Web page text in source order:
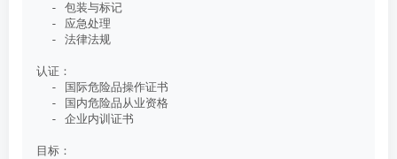
  - 包装与标记
  - 应急处理
  - 法律法规
认证：
  - 国际危险品操作证书
  - 国内危险品从业资格
  - 企业内训证书
目标：